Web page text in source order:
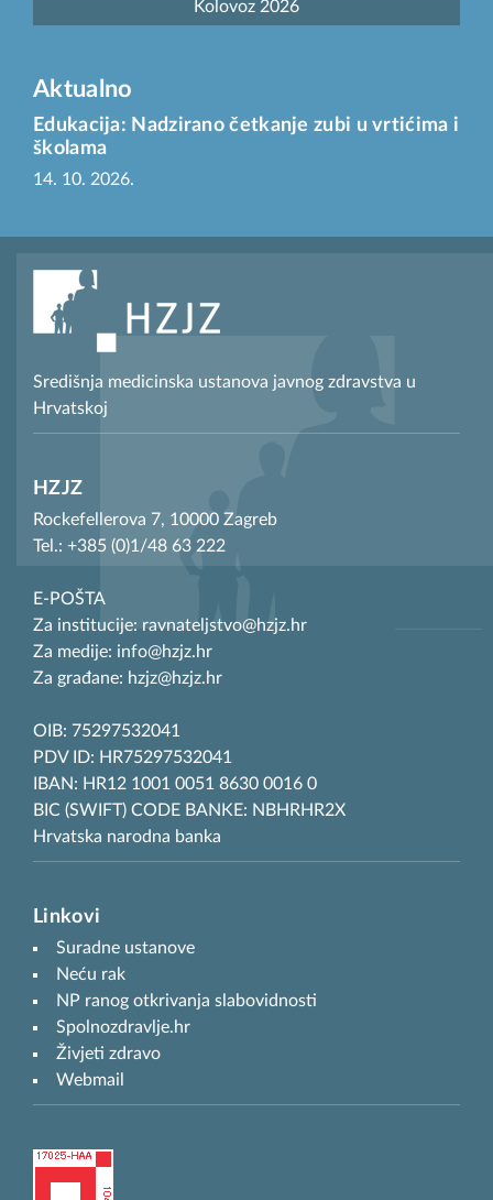
Kolovoz 2026
Aktualno
Edukacija: Nadzirano četkanje zubi u vrtićima i
školama
14. 10. 2026.
Središnja medicinska ustanova javnog zdravstva u
Hrvatskoj
HZJZ
Rockefellerova 7, 10000 Zagreb
Tel.: +385 (0)1/48 63 222
E-POŠTA
Za institucije: ravnateljstvo@hzjz.hr
Za medije: info@hzjz.hr
Za građane: hzjz@hzjz.hr
OIB: 75297532041
PDV ID: HR75297532041
IBAN: HR12 1001 0051 8630 0016 0
BIC (SWIFT) CODE BANKE: NBHRHR2X
Hrvatska narodna banka
Linkovi
Suradne ustanove
Neću rak
NP ranog otkrivanja slabovidnosti
Spolnozdravlje.hr
Živjeti zdravo
Webmail